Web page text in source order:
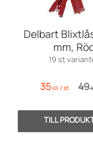
Delbart
mm,
19 st
35KR /st 49